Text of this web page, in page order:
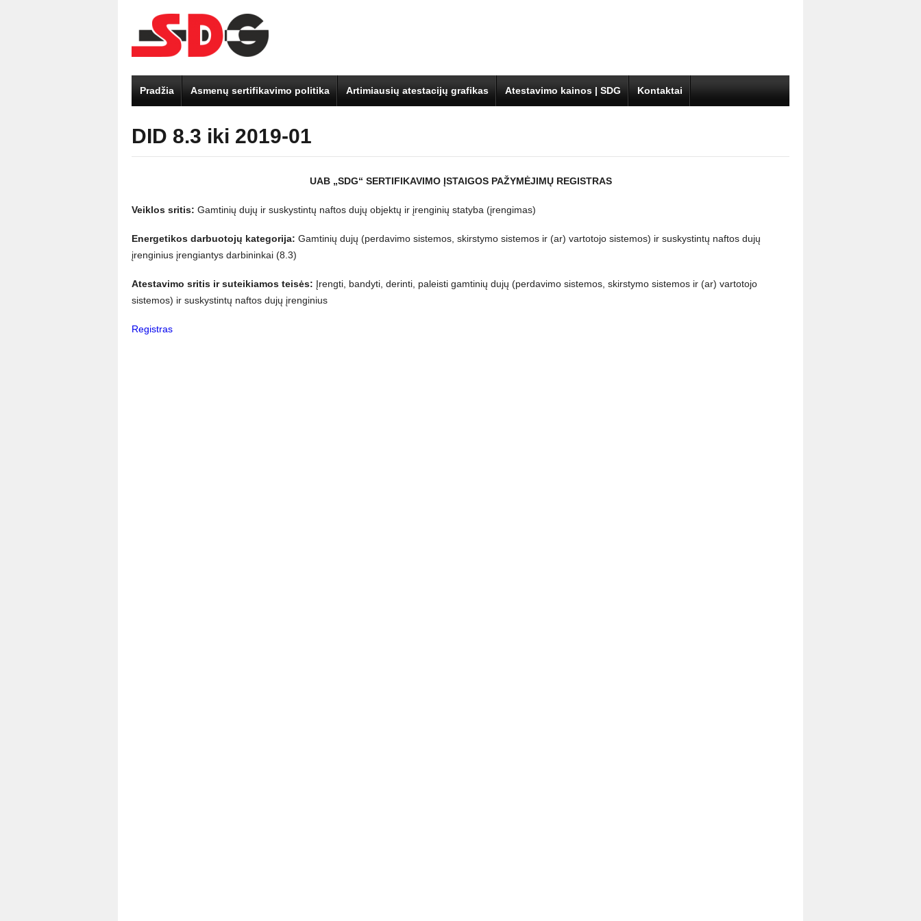
Pradžia Asmenų sertifikavimo politika Artimiausių atestacijų grafikas Atestavimo kainos | SDG Kontaktai
DID 8.3 iki 2019-01
UAB „SDG“ SERTIFIKAVIMO ĮSTAIGOS PAŽYMĖJIMŲ REGISTRAS
Veiklos sritis: Gamtinių dujų ir suskystintų naftos dujų objektų ir įrenginių statyba (įrengimas)
Energetikos darbuotojų kategorija: Gamtinių dujų (perdavimo sistemos, skirstymo sistemos ir (ar) vartotojo sistemos) ir suskystintų naftos dujų
įrenginius įrengiantys darbininkai (8.3)
Atestavimo sritis ir suteikiamos teisės: Įrengti, bandyti, derinti, paleisti gamtinių dujų (perdavimo sistemos, skirstymo sistemos ir (ar) vartotojo
sistemos) ir suskystintų naftos dujų įrenginius
Registras